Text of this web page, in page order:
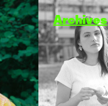
Archives